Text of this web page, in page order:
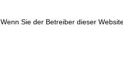
Wenn Sie der Betreiber dieser